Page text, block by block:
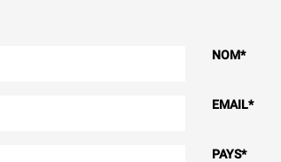
NOM*
EMAIL*
PAYS*